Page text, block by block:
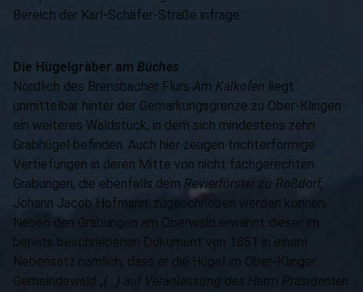
Bereich der Karl-Schäfer-Straße infrage.
Die Hügelgräber am Büches
Nördlich des Brensbacher Flurs Am Kalkofen liegt
unmittelbar hinter der Gemarkungsgrenze zu Ober-Klingen
ein weiteres Waldstück, in dem sich mindestens zehn
Grabhügel befinden. Auch hier zeugen trichterförmige
Vertiefungen in deren Mitte von nicht fachgerechten
Grabungen, die ebenfalls dem Revierförster zu Roßdorf,
Johann Jacob Hofmann, zugeschrieben werden können.
Neben den Grabungen am Oberwald erwähnt dieser im
bereits beschriebenen Dokument von 1851 in einem
Nebensatz nämlich, dass er die Hügel im Ober-Klinger
Gemeindewald „(…) auf Veranlassung des Herrn Präsidenten